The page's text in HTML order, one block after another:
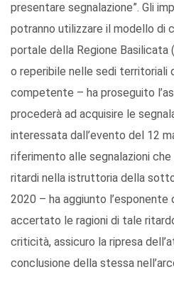
presentare segnalazione”. Gli
potranno utilizzare il modello di
portale della Regione Basilicata
o reperibile nelle sedi territoriali
competente – ha proseguito
procederà ad acquisire le
interessata dall’evento del 12
riferimento alle segnalazioni
ritardi nella istruttoria della
2020 – ha aggiunto l’esponente
accertato le ragioni di tale
criticità, assicuro la ripresa
conclusione della stessa